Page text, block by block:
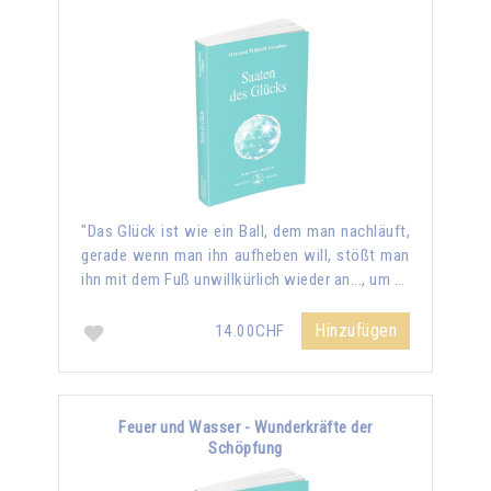
"Das Glück ist wie ein Ball, dem man nachläuft,
gerade wenn man ihn aufheben will, stößt man
ihn mit dem Fuß unwillkürlich wieder an..., um …
14.00CHF Hinzufügen
Feuer und Wasser - Wunderkräfte der
Schöpfung